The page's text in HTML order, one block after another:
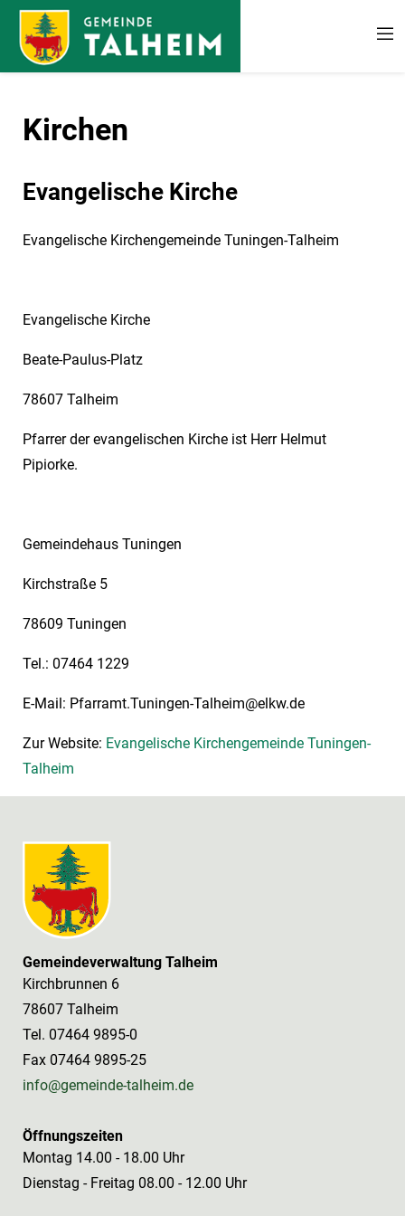
Zum Hauptinhalt springen
Kirchen
Evangelische Kirche
Evangelische Kirchengemeinde Tuningen-Talheim
Evangelische Kirche
Beate-Paulus-Platz
78607 Talheim
Pfarrer der evangelischen Kirche ist Herr Helmut
Pipiorke.
Gemeindehaus Tuningen
Kirchstraße 5
78609 Tuningen
Tel.: 07464 1229
E-Mail: Pfarramt.Tuningen-Talheim@elkw.de
Zur Website: Evangelische Kirchengemeinde Tuningen-
Talheim
Gemeindeverwaltung Talheim
Kirchbrunnen 6
78607 Talheim
Tel. 07464 9895-0
Fax 07464 9895-25
info@gemeinde-talheim.de
Öffnungszeiten
Montag 14.00 - 18.00 Uhr
Dienstag - Freitag 08.00 - 12.00 Uhr